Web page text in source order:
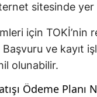
sitesinde yer
için
Başvuru ve kayıt
olunabilir.
Ödeme Planı